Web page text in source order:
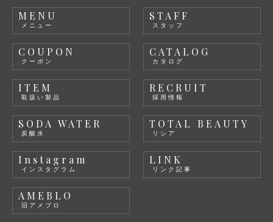
MENU
メニュー
STAFF
スタッフ
COUPON
クーポン
CATALOG
カタログ
ITEM
取扱い製品
RECRUIT
採用情報
SODA WATER
炭酸水
TOTAL BEAUTY
リシア
Instagram
インスタグラム
LINK
リンク記事
AMEBLO
旧アメブロ